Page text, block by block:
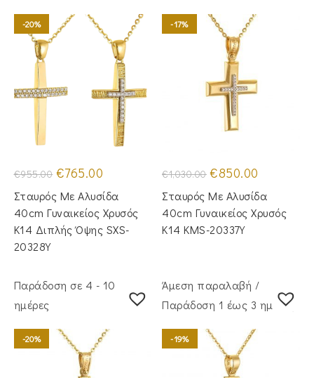
-20%
€955.00 Original
price
was:
€955.00.
€765.00
τιμή
είναι:
€765.00.
Σταυρός Με Αλυσίδα
40cm Γυναικείος Χρυσός
Κ14 Διπλής Όψης SXS-
20328Y
-17%
€1,030.00 Original
price
was:
€1,030.00.
€850.00
τιμή
είναι:
€850.00.
Σταυρός Με Αλυσίδα
40cm Γυναικείος Χρυσός
Κ14 KMS-20337Y
Παράδοση σε 4 - 10
ημέρες
-20%
Άμεση παραλαβή /
Παράδoση 1 έως 3 ημέρες
-19%